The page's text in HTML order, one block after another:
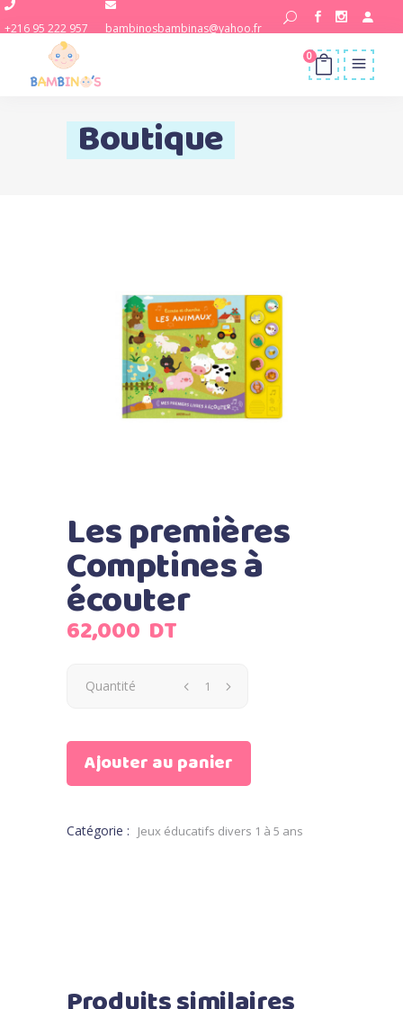
+216 95 222 957 bambinosbambinas@yahoo.fr
0
Boutique
Les premières
Comptines à
écouter
62,000 DT
Quantité
Ajouter au panier
Catégorie : Jeux éducatifs divers 1 à 5 ans